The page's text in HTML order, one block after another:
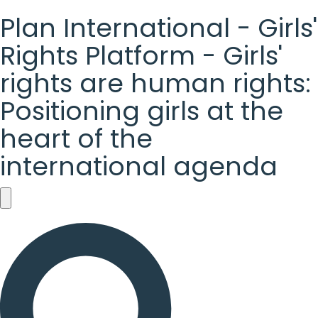
Plan International - Girls'
Rights Platform - Girls'
rights are human rights:
Positioning girls at the
heart of the
international agenda
Plan
International
-
Girls'